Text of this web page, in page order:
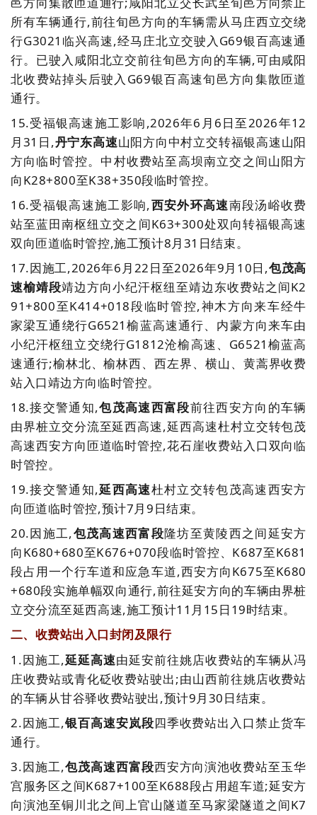
所有车辆通行,前往旬邑方向的车辆需从马庄西立交绕
行G3021临兴高速,经马庄北立交驶入G69银百高速通
行。已驶入咸阳北立交前往旬邑方向的车辆,可由咸阳
北收费站掉头后驶入G69银百高速旬邑方向集散匝道
通行。
15.受福银高速施工影响,2026年6月6日至2026年12
月31日,丹宁东高速山阳方向中村立交转福银高速山阳
方向临时管控。中村收费站至高坝南立交之间山阳方
向K28+800至K38+350段临时管控。
16.受福银高速施工影响,西安外环高速南段汤峪收费
站至蓝田南枢纽立交之间K63+300处双向转福银高速
双向匝道临时管控,施工预计8月31日结束。
17.因施工,2026年6月22日至2026年9月10日,包茂高
速榆靖段靖边方向小纪汗枢纽至靖边东收费站之间K2
91+800至K414+018段临时管控,神木方向来车经牛
家梁互通绕行G6521榆蓝高速通行、内蒙方向来车由
小纪汗枢纽立交绕行G1812沧榆高速、G6521榆蓝高
速通行;榆林北、榆林西、西左界、横山、黄蒿界收费
站入口靖边方向临时管控。
18.接交警通知,包茂高速西富段前往西安方向的车辆
由界桩立交分流至延西高速,延西高速杜村立交转包茂
高速西安方向匝道临时管控,花石崖收费站入口双向临
时管控。
19.接交警通知,延西高速杜村立交转包茂高速西安方
向匝道临时管控,预计7月9日结束。
20.因施工,包茂高速西富段隆坊至黄陵西之间延安方
向K680+680至K676+070段临时管控、K687至K681
段占用一个行车道和应急车道,西安方向K675至K680
+680段实施单幅双向通行,前往延安方向的车辆由界桩
立交分流至延西高速,施工预计11月15日19时结束。
二、收费站出入口封闭及限行
1 .因施工,延延高速由延安前往姚店收费站的车辆从冯
庄收费站或青化砭收费站驶出;由山西前往姚店收费站
的车辆从甘谷驿收费站驶出,预计9月30日结束。
2.因施工,银百高速安岚段四季收费站出入口禁止货车
通行。
3.因施工,包茂高速西富段西安方向演池收费站至玉华
宫服务区之间K687+100至K688段占用超车道;延安方
向演池至铜川北之间上官山隧道至马家梁隧道之间K7